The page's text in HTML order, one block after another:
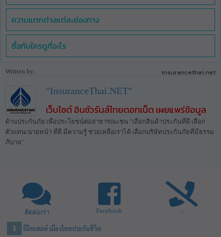
ความแตกต่างแต่ละช่องทาง
ซื้อกับใครดูที่อะไร
Written by: insurancethai.net
"InsuranceThai.NET"
เว็บไซต์ อินชัวรันส์ไทยดอทเน็ต เผยแพร่ข้อมูล
ด้านประกันภัย เพื่อประโยชน์ต่อสาธารณะชน "เลือกสินค้าประกันที่ดี เลือก
ตัวแทน/นายหน้า ที่ดี มีความรู้ ช่วยเหลือเราได้ เลือกบริษัทประกันภัยที่มีธรรม
ภิบาล"
ติดต่อเรา Facebook ...
อีลิทเฮลท์ เมืองไทยประกันชีวิต